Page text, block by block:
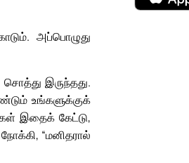
அப்பொழுது
இருந்தது.
உங்களுக்குக்
இதைக் கேட்டு,
நோக்கி, “மனிதரால்